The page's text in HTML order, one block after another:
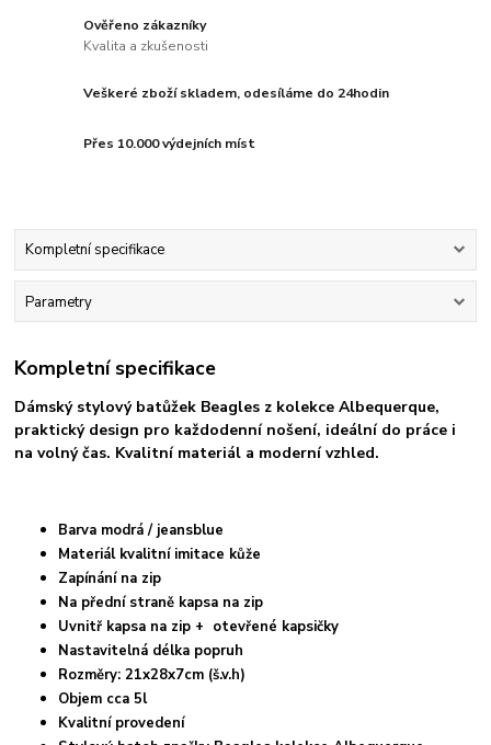
Ověřeno zákazníky
Kvalita a zkušenosti
Veškeré zboží skladem, odesíláme do 24hodin
Přes 10.000 výdejních míst
Kompletní specifikace
Parametry
Kompletní specifikace
Dámský stylový batůžek Beagles z kolekce Albequerque,
praktický design pro každodenní nošení, ideální do práce i
na volný čas. Kvalitní materiál a moderní vzhled.
Barva modrá / jeansblue
Materiál kvalitní imitace kůže
Zapínání na zip
Na přední straně kapsa na zip
Uvnitř kapsa na zip + otevřené kapsičky
Nastavitelná délka popruh
Rozměry: 21x28x7cm (š.v.h)
Objem cca 5l
Kvalitní provedení